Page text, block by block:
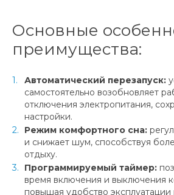
Основные
преимущества:
Автоматический перезапуск:
самостоятельно возобновляет
отключения электропитания,
настройки.
Режим комфортного сна:
и снижает шум, способствуя
отдыху.
Программируемый таймер:
время включения и выключения
повышая удобство